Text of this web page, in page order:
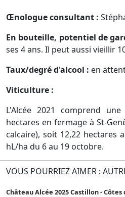
Œnologue consultant :
En bouteille, potentiel de
ses 4 ans. Il peut aussi vieillir
Taux/degré d'alcool : en
Viticulture :
L'Alcée 2021 comprend
hectares en fermage à St-
calcaire), soit 12,22 hectares
hL/ha du 6 au 19 octobre.
VOUS POURRIEZ AIMER :
Château Alcée 2025 Castillon -